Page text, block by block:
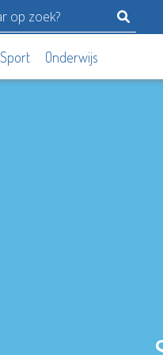
Sport Onderwijs